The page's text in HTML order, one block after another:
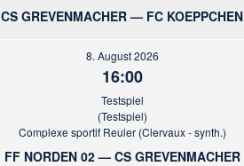
CS GREVENMACHER — FC KOEPPCHEN
8. August 2026
16:00
Testspiel
(Testspiel)
Complexe sportif Reuler (Clervaux - synth.)
FF NORDEN 02 — CS GREVENMACHER